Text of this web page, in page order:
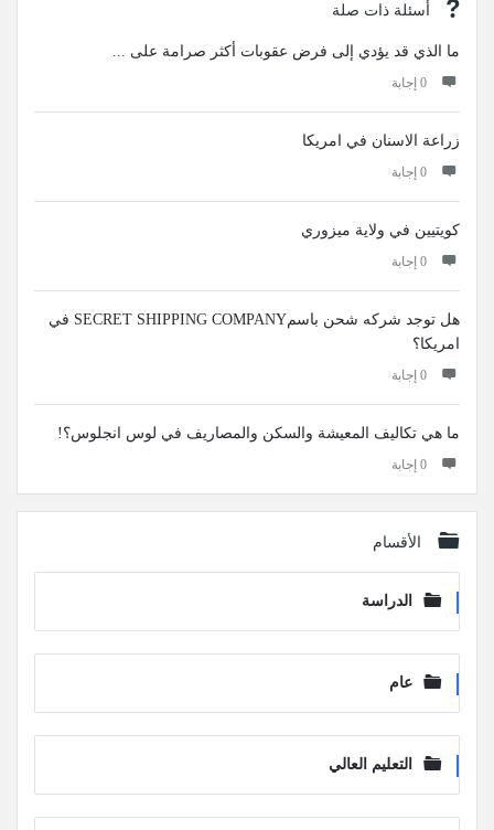
أسئلة ذات صلة
ما الذي قد يؤدي إلى فرض عقوبات أكثر صرامة على ...
‫0 إجابة
زراعة الاسنان في امريكا
‫0 إجابة
كويتيين في ولاية ميزوري
‫0 إجابة
هل توجد شركه شحن باسمSECRET SHIPPING COMPANY في
امريكا؟
‫0 إجابة
ما هي تكاليف المعيشة والسكن والمصاريف في لوس انجلوس؟!
‫0 إجابة
الأقسام
الدراسة
عام
التعليم العالي